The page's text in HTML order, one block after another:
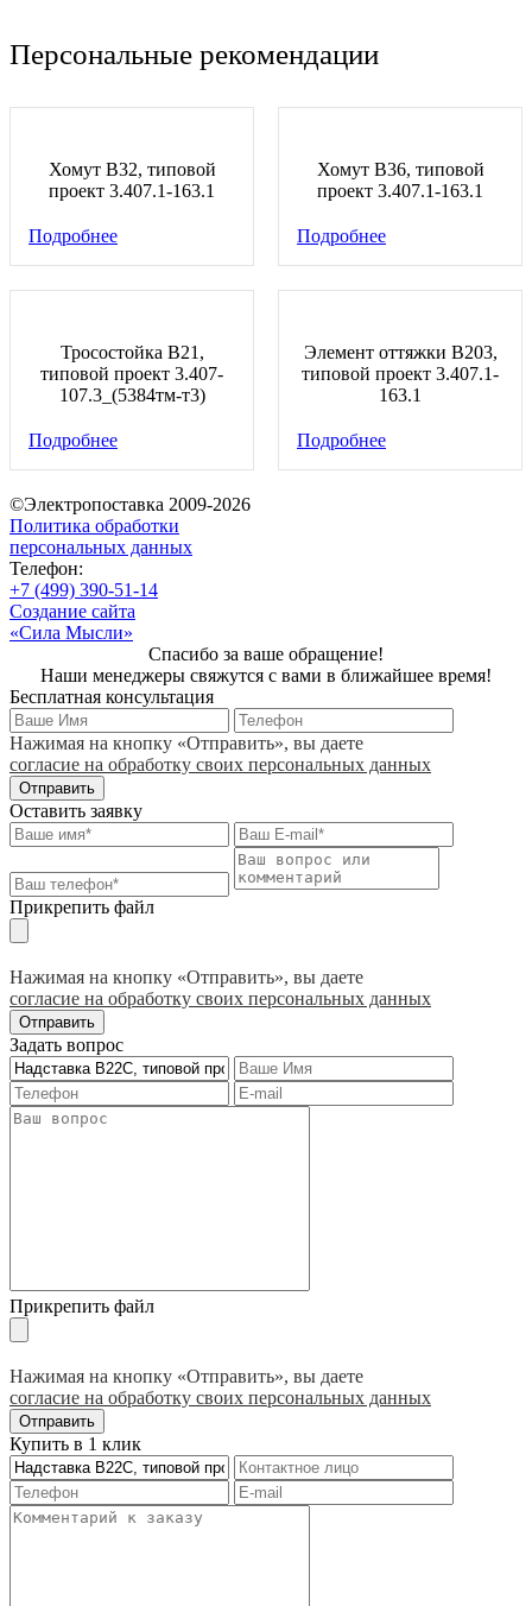
Персональные рекомендации
Хомут В32, типовой
проект 3.407.1-163.1
Подробнее
Хомут В36, типовой
проект 3.407.1-163.1
Подробнее
Тросостойка В21,
типовой проект 3.407-
107.3_(5384тм-т3)
Подробнее
Элемент оттяжки В203,
типовой проект 3.407.1-
163.1
Подробнее
©Электропоставка 2009-2026
Политика обработки
персональных данных
Телефон:
+7 (499) 390-51-14
Создание сайта
«Сила Мысли»
Спасибо за ваше обращение!
Наши менеджеры свяжутся с вами в ближайшее время!
Бесплатная консультация
Нажимая на кнопку «Отправить», вы даете
согласие на обработку своих персональных данных
Отправить
Оставить заявку
Прикрепить файл
Нажимая на кнопку «Отправить», вы даете
согласие на обработку своих персональных данных
Отправить
Задать вопрос
Прикрепить файл
Нажимая на кнопку «Отправить», вы даете
согласие на обработку своих персональных данных
Отправить
Купить в 1 клик